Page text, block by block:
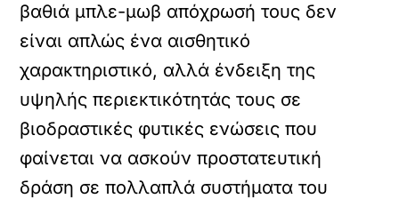
βαθιά μπλε-μωβ απόχρωσή τους δεν
είναι απλώς ένα αισθητικό
χαρακτηριστικό, αλλά ένδειξη της
υψηλής περιεκτικότητάς τους σε
βιοδραστικές φυτικές ενώσεις που
φαίνεται να ασκούν προστατευτική
δράση σε πολλαπλά συστήματα του